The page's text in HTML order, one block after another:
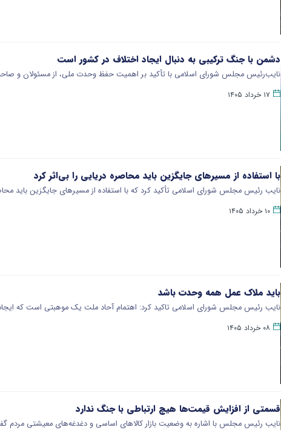
دشمن با جنگ ترکیبی به دنبال ایجاد اختلاف در کشور است
نایب‌رئیس مجلس شورای اسلامی با تأکید بر اهمیت حفظ وحدت ملی، از مسئولان و
۱۷ خرداد ۱۴۰۵
با استفاده از مسیرهای جایگزین باید محاصره دریایی را بی‌اثر کرد
نایب رئیس مجلس شورای اسلامی تأکید کرد که با استفاده از مسیرهای جایگزین باید
۱۰ خرداد ۱۴۰۵
باید ملاک عمل همه وحدت باشد
نایب رئیس مجلس شورای اسلامی تاکید کرد: اهتمام آحاد ملت یک موهبتی است که
۰۸ خرداد ۱۴۰۵
قسمتی از افزایش قیمت‌ها هیچ ارتباطی با جنگ ندارد
نایب رئیس مجلس با اشاره به وضعیت بازار کالاهای اساسی و دغدغه‌های معیشتی